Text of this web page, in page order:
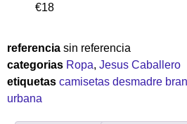
€18
referencia sin referencia
categorias Ropa, Jesus Caballero
etiquetas camisetas desmadre
urbana